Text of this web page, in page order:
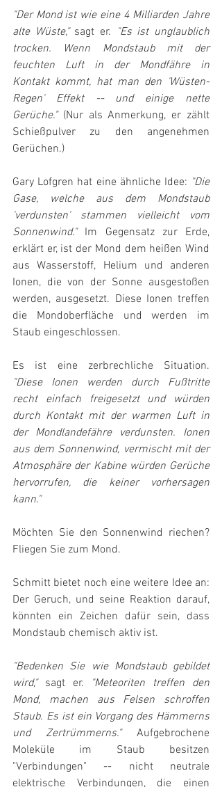
"Der Mond ist wie eine 4 Milliarden Jahre
alte Wüste," sagt er. "Es ist unglaublich
trocken. Wenn Mondstaub mit der
feuchten Luft in der Mondfähre in
Kontakt kommt, hat man den 'Wüsten-
Regen' Effekt -- und einige nette
Gerüche." (Nur als Anmerkung, er zählt
Schießpulver zu den angenehmen
Gerüchen.)
Gary Lofgren hat eine ähnliche Idee: "Die
Gase, welche aus dem Mondstaub
'verdunsten' stammen vielleicht vom
Sonnenwind." Im Gegensatz zur Erde,
erklärt er, ist der Mond dem heißen Wind
aus Wasserstoff, Helium und anderen
Ionen, die von der Sonne ausgestoßen
werden, ausgesetzt. Diese Ionen treffen
die Mondoberfläche und werden im
Staub eingeschlossen.
"Diese Ionen werden durch Fußtritte
recht einfach freigesetzt und würden
durch Kontakt mit der warmen Luft in
der Mondlandefähre verdunsten. Ionen
aus dem Sonnenwind, vermischt mit der
Atmosphäre der Kabine würden Gerüche
hervorrufen, die keiner vorhersagen
kann."
Möchten Sie den Sonnenwind riechen?
Fliegen Sie zum Mond.
Schmitt bietet noch eine weitere Idee an:
Der Geruch, und seine Reaktion darauf,
könnten ein Zeichen dafür sein, dass
Mondstaub chemisch aktiv ist.
"Bedenken Sie wie Mondstaub gebildet
wird," sagt er.
"Meteoriten treffen den
Mond, machen aus Felsen schroffen
Staub. Es ist ein Vorgang des Hämmerns
und Zertrümmerns." Aufgebrochene
Moleküle im Staub besitzen
"Verbindungen" -- nicht neutrale
elektrische Verbindungen, die einen